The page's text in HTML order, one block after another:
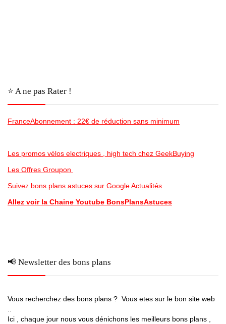
⭐️ A ne pas Rater !
FranceAbonnement : 22€ de réduction sans minimum
Les promos vélos electriques , high tech chez GeekBuying
Les Offres Groupon
Suivez bons plans astuces sur Google Actualités
Allez voir la Chaine Youtube BonsPlansAstuces
📢 Newsletter des bons plans
Vous recherchez des bons plans ? Vous etes sur le bon site web
Ici , chaque jour nous vous dénichons les meilleurs bons plans ,